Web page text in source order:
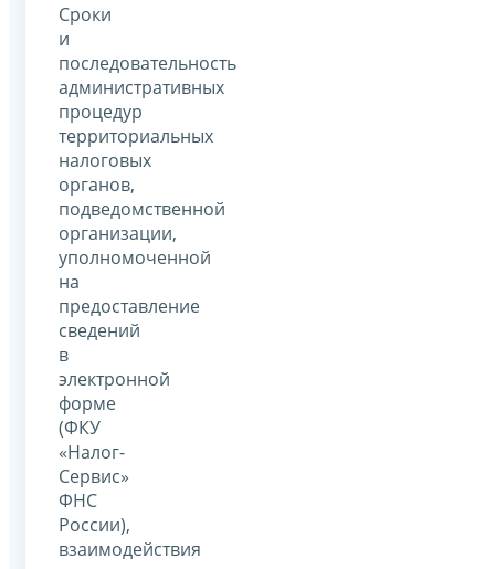
Сроки
и
последовательность
административных
процедур
территориальных
налоговых
органов,
подведомственной
организации,
уполномоченной
на
предоставление
сведений
в
электронной
форме
(ФКУ
«Налог-
Сервис»
ФНС
России),
взаимодействия